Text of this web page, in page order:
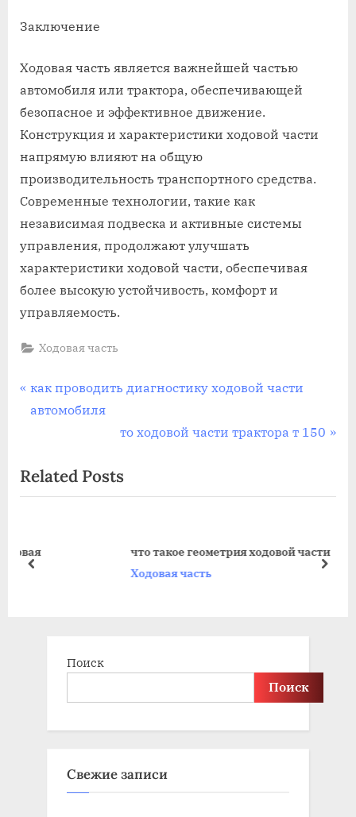
Заключение
Ходовая часть является важнейшей частью
автомобиля или трактора, обеспечивающей
безопасное и эффективное движение.
Конструкция и характеристики ходовой части
напрямую влияют на общую
производительность транспортного средства.
Современные технологии, такие как
независимая подвеска и активные системы
управления, продолжают улучшать
характеристики ходовой части, обеспечивая
более высокую устойчивость, комфорт и
управляемость.
Ходовая часть
Навигация
P
r
i
o
P
как проводить диагностику ходовой части
автомобиля
N
x
t
то ходовой части трактора т 150
Related Posts
что такое геометрия ходовой части
Ходовая часть
prev next
Поиск
Поиск
Свежие записи